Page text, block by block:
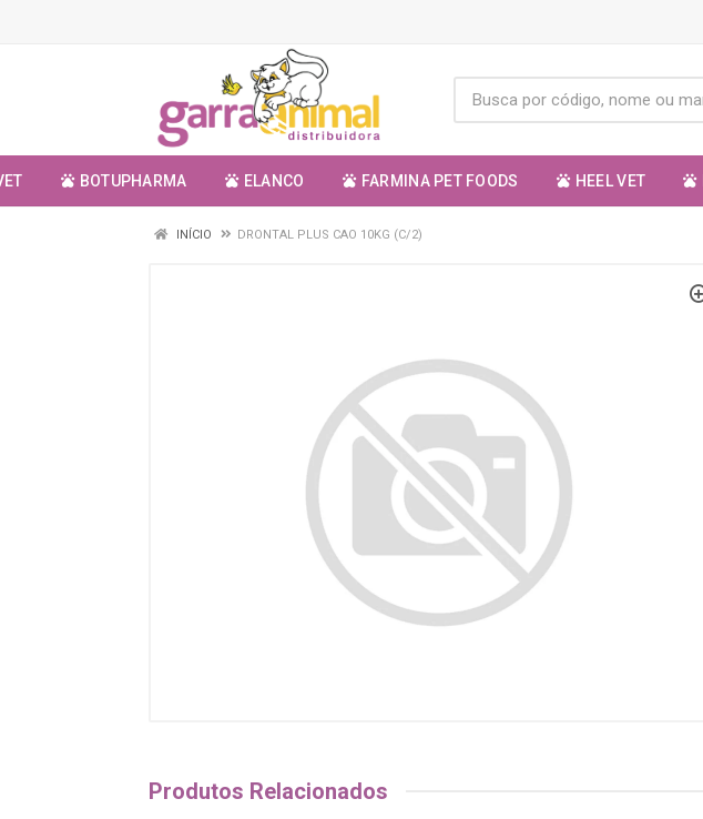
BOTUPHARMA ELANCO FARMINA PET FOODS HEEL VET
INÍCIO DRONTAL PLUS CAO 10KG (C/2)
Produtos Relacionados